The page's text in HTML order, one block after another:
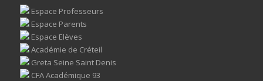
Espace Professeurs
Espace Parents
Espace Elèves
Académie de Créteil
Greta Seine Saint Denis
CFA Académique 93